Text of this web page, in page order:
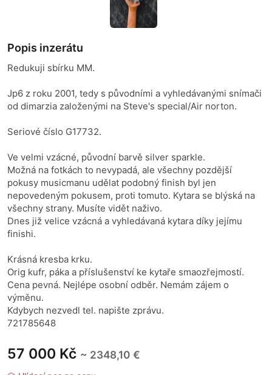
57 000 Kč ~ 2348,10 €
Popis inzerátu
Redukuji sbírku MM.
Jp6 z roku 2001, tedy s původními a vyhledávanými snímači
od dimarzia založenými na Steve's special/Air norton.
Seriové číslo G17732.
Ve velmi vzácné, původní barvě silver sparkle.
Možná na fotkách to nevypadá, ale všechny pozdější
pokusy musicmanu udělat podobný finish byl jen
nepovedeným pokusem, proti tomuto. Kytara se blýská na
všechny strany. Musíte vidět naživo.
Dnes již velice vzácná a vyhledávaná kytara díky jejímu
finishi.
Krásná kresba krku.
Orig kufr, páka a příslušenství ke kytaře smaozřejmostí.
Cena pevná. Nejlépe osobní odběr. Nemám zájem o
výměnu.
Kdybych nezvedl tel. napište zprávu.
721785648